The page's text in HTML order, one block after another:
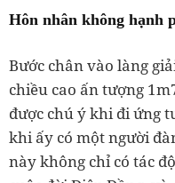
Hôn nhân không hạnh
Bước chân vào làng
chiều cao ấn tượng
được chú ý khi đi ứng
khi ấy có một người
này không chỉ có tác